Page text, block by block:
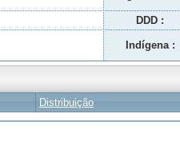
DDD :
Indígena :
Distribuição